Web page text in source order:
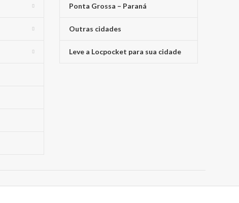
Ponta Grossa – Paraná
Outras cidades
Leve a Locpocket para sua cidade